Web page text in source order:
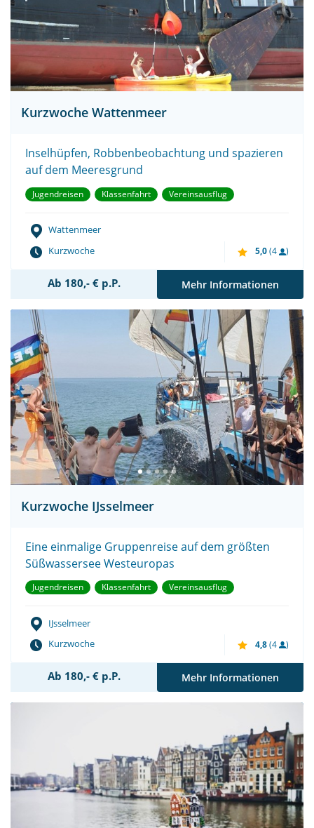
Kurzwoche Wattenmeer
Inselhüpfen, Robbenbeobachtung und spazieren
auf dem Meeresgrund
Jugendreisen Klassenfahrt Vereinsausflug
Wattenmeer
Kurzwoche
5,0(4 )
Ab 180,- € p.P. Mehr Informationen
Kurzwoche IJsselmeer
Eine einmalige Gruppenreise auf dem größten
Süßwassersee Westeuropas
Jugendreisen Klassenfahrt Vereinsausflug
IJsselmeer
Kurzwoche
4,8(4 )
Ab 180,- € p.P. Mehr Informationen